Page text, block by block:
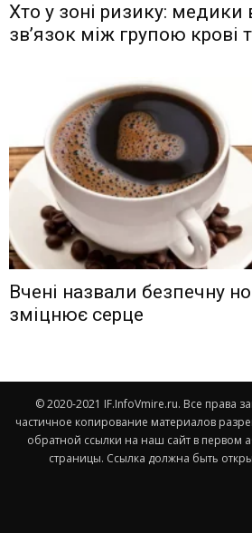
Хто у зоні ризику: медики
зв’язок між групою крові
Вчені назвали безпечну
зміцнює серце
© 2020-2021 IF.InfoVmire.ru. Все права
частичное копирование материалов
обратной ссылки на наш сайт в первом
страницы. Ссылка должна быть